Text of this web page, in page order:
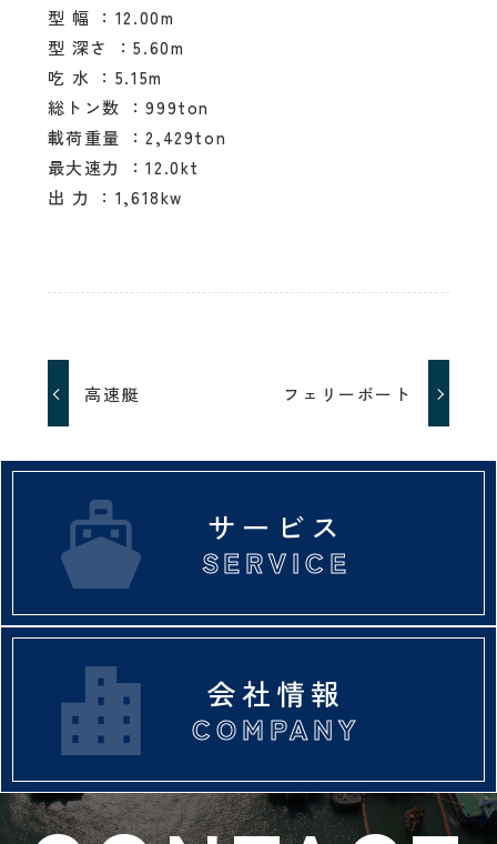
型 幅 ：12.00m
型 深さ ：5.60m
吃 水 ：5.15m
総トン数 ：999ton
載荷重量 ：2,429ton
最大速力 ：12.0kt
出 力 ：1,618kw
高速艇 フェリーボート
サービス
会社情報